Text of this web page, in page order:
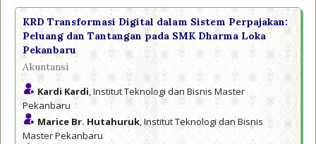
KRD Transformasi Digital dalam Sistem Perpajakan:
Peluang dan Tantangan pada SMK Dharma Loka
Pekanbaru
Akuntansi
Kardi Kardi , Institut Teknologi dan Bisnis Master
Pekanbaru
Marice Br. Hutahuruk , Institut Teknologi dan Bisnis
Master Pekanbaru